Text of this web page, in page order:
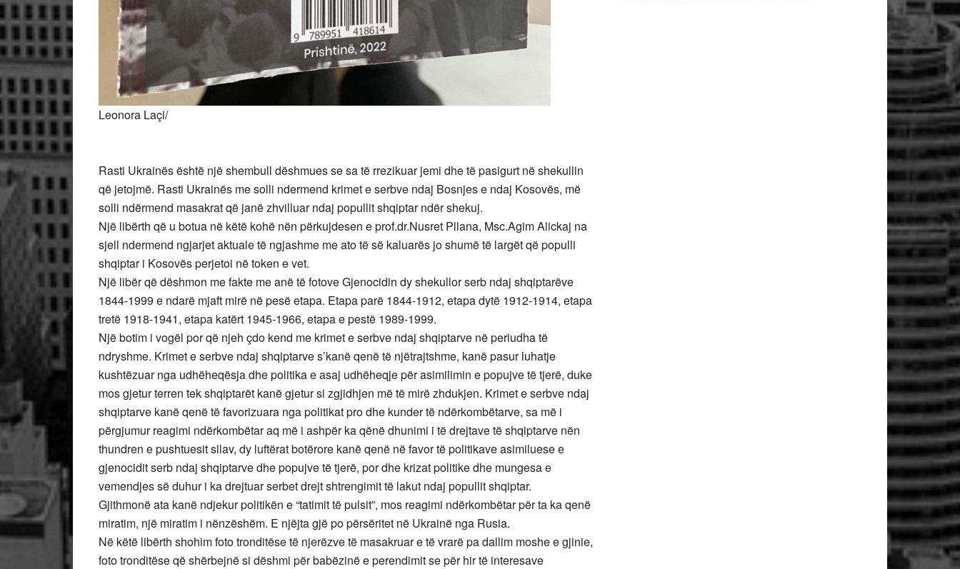
Leonora Laçi/
Rasti Ukrainës është një shembull dëshmues se sa të rrezikuar jemi dhe të pasigurt në shekullin
që jetojmë. Rasti Ukrainës me solli ndermend krimet e serbve ndaj Bosnjes e ndaj Kosovës, më
solli ndërmend masakrat që janë zhvilluar ndaj popullit shqiptar ndër shekuj.
Një libërth që u botua në këtë kohë nën përkujdesen e prof.dr.Nusret Pllana, Msc.Agim Alickaj na
sjell ndermend ngjarjet aktuale të ngjashme me ato të së kaluarës jo shumë të largët që populli
shqiptar i Kosovës perjetoi në token e vet.
Një libër që dëshmon me fakte me anë të fotove Gjenocidin dy shekullor serb ndaj shqiptarëve
1844-1999 e ndarë mjaft mirë në pesë etapa. Etapa parë 1844-1912, etapa dytë 1912-1914, etapa
tretë 1918-1941, etapa katërt 1945-1966, etapa e pestë 1989-1999.
Një botim i vogël por që njeh çdo kend me krimet e serbve ndaj shqiptarve në periudha të
ndryshme. Krimet e serbve ndaj shqiptarve s’kanë qenë të njëtrajtshme, kanë pasur luhatje
kushtëzuar nga udhëheqësja dhe politika e asaj udhëheqje për asimilimin e popujve të tjerë, duke
mos gjetur terren tek shqiptarët kanë gjetur si zgjidhjen më të mirë zhdukjen. Krimet e serbve ndaj
shqiptarve kanë qenë të favorizuara nga politikat pro dhe kunder të ndërkombëtarve, sa më i
përgjumur reagimi ndërkombëtar aq më i ashpër ka qënë dhunimi i të drejtave të shqiptarve nën
thundren e pushtuesit sllav, dy luftërat botërore kanë qenë në favor të politikave asimiluese e
gjenocidit serb ndaj shqiptarve dhe popujve të tjerë, por dhe krizat politike dhe mungesa e
vemendjes së duhur i ka drejtuar serbet drejt shtrengimit të lakut ndaj popullit shqiptar.
Gjithmonë ata kanë ndjekur politikën e “tatimit të pulsit”, mos reagimi ndërkombëtar për ta ka qenë
miratim, një miratim i nënzëshëm. E njëjta gjë po përsëritet në Ukrainë nga Rusia.
Në këtë libërth shohim foto tronditëse të njerëzve të masakruar e të vrarë pa dallim moshe e gjinie,
foto tronditëse që shërbejnë si dëshmi për babëzinë e perendimit se për hir të interesave